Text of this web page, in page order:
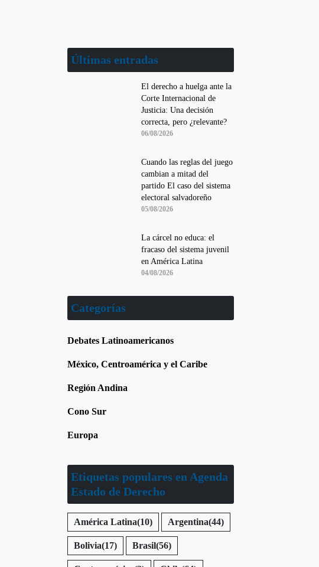
Últimas entradas
El derecho a huelga ante la
Corte Internacional de
Justicia: Una decisión
correcta, pero ¿relevante?
06/08/2026
Cuando las reglas del juego
cambian a mitad del
partido El caso del sistema
electoral salvadoreño
05/08/2026
La cárcel no educa: el
fracaso del sistema juvenil
en América Latina
04/08/2026
Categorías
Debates Latinoamericanos
México, Centroamérica y el Caribe
Región Andina
Cono Sur
Europa
Etiquetas populares en Agenda
Estado de Derecho
América Latina(10) Argentina(44)
Bolivia(17) Brasil(56)